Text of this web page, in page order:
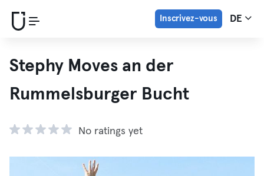
Inscrivez-vous DE
Stephy Moves an der
Rummelsburger Bucht
No ratings yet